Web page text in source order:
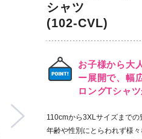
シャツ
(102-CVL)
お子様から大
ー展開で、幅
ロングTシャ
110cmから3XLサイズまでの
年齢や性別にとらわれず様